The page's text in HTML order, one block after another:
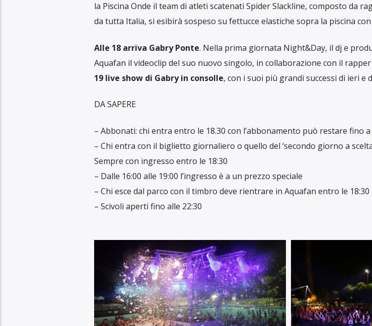
la Piscina Onde il team di atleti scatenati Spider Slackline, composto da
da tutta Italia, si esibirà sospeso su fettucce elastiche sopra la piscina
Alle 18 arriva Gabry Ponte. Nella prima giornata Night&Day, il dj e
Aquafan il videoclip del suo nuovo singolo, in collaborazione con il
19 live show di Gabry in consolle, con i suoi più grandi successi di ieri e
DA SAPERE
– Abbonati: chi entra entro le 18.30 con l’abbonamento può restare fino
– Chi entra con il biglietto giornaliero o quello del ‘secondo giorno a
Sempre con ingresso entro le 18:30
– Dalle 16:00 alle 19:00 l’ingresso è a un prezzo speciale
– Chi esce dal parco con il timbro deve rientrare in Aquafan entro le 18:30
– Scivoli aperti fino alle 22:30